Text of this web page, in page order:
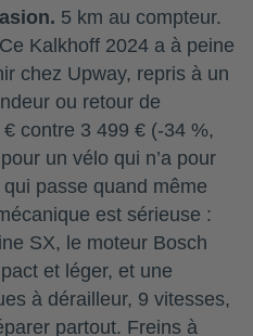
5 km au compteur.
Kalkhoff 2024 a à peine
chez Upway, repris à un
ou retour de
contre 3 499 € (-34 %,
un vélo qui n’a pour
passe quand même
est sérieuse :
SX, le moteur Bosch
et léger, et une
à dérailleur, 9 vitesses,
partout. Freins à